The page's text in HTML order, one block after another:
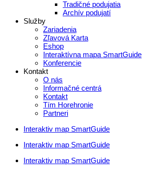
Tradičné podujatia
Archív podujatí
Služby
Zariadenia
Zľavová Karta
Eshop
Interaktívna mapa SmartGuide
Konferencie
Kontakt
O nás
Informačné centrá
Kontakt
Tím Horehronie
Partneri
Interaktiv map SmartGuide
Interaktiv map SmartGuide
Interaktiv map SmartGuide